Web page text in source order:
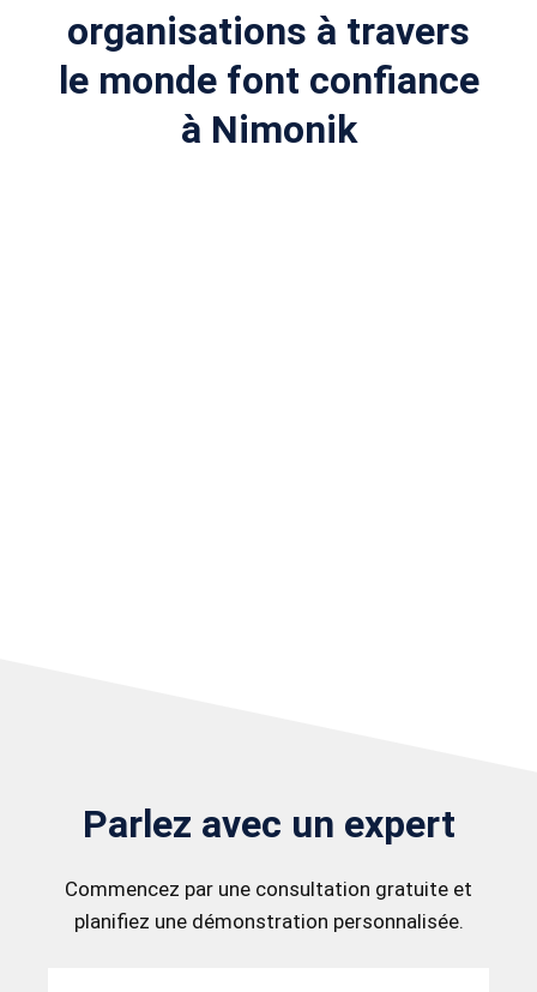
organisations à travers
le monde font confiance
à Nimonik
Parlez avec un expert
Commencez par une consultation gratuite et
planifiez une démonstration personnalisée.